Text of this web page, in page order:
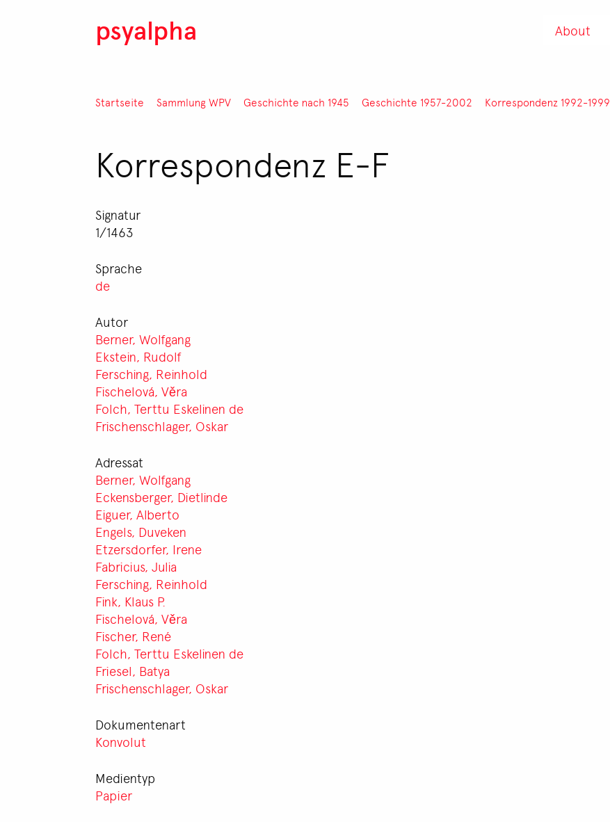
psyalpha About
Pfadnavigation
Startseite Sammlung WPV Geschichte nach 1945 Geschichte 1957-2002 Korrespondenz 1992-1999
Korrespondenz E-F
Signatur
1/1463
Sprache
de
Autor
Berner, Wolfgang
Ekstein, Rudolf
Fersching, Reinhold
Fischelová, Věra
Folch, Terttu Eskelinen de
Frischenschlager, Oskar
Adressat
Berner, Wolfgang
Eckensberger, Dietlinde
Eiguer, Alberto
Engels, Duveken
Etzersdorfer, Irene
Fabricius, Julia
Fersching, Reinhold
Fink, Klaus P.
Fischelová, Věra
Fischer, René
Folch, Terttu Eskelinen de
Friesel, Batya
Frischenschlager, Oskar
Dokumentenart
Konvolut
Medientyp
Papier